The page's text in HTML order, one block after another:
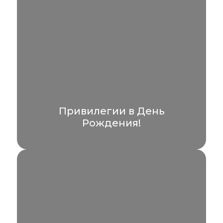
Привилегии в День
Рождения!